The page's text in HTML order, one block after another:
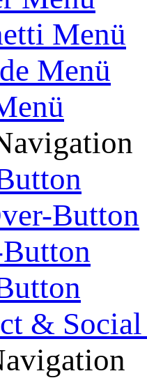
Menü
Menü
Button
&